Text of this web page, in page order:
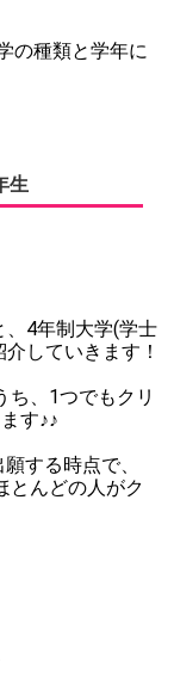
の種類と学年に
生
、4年制大学(学士
していきます！
ち、1つでもクリ
す♪♪
する時点で、
とんどの人がク